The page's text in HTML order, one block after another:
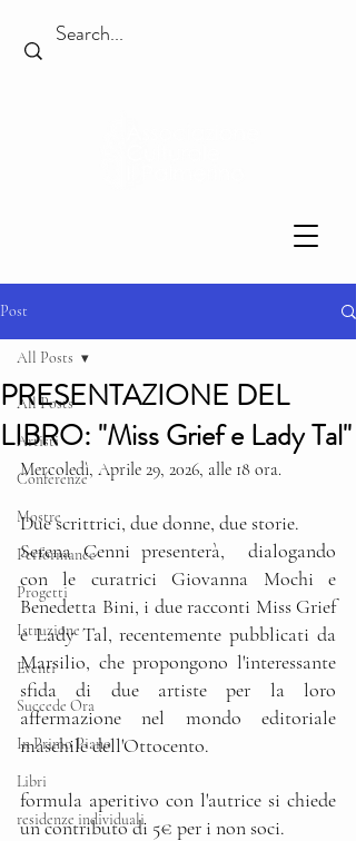
Post
All Posts
Artisti
Conferenze
Mostre
Performance
Progetti
Istruzione
Eventi
Succede Ora
In Primo Piano
Libri
residenze individuali
All Posts
PRESENTAZIONE DEL
LIBRO: "Miss Grief e Lady Tal"
Mercoledì, Aprile 29, 2026, alle 18 ora.
Due scrittrici, due donne, due storie.
Serena Cenni presenterà,  dialogando
con le curatrici Giovanna Mochi e
Benedetta Bini, i due racconti Miss Grief
e Lady Tal, recentemente pubblicati da
Marsilio, che propongono l'interessante
sfida di due artiste per la loro
affermazione nel mondo editoriale
maschile dell'Ottocento.
formula aperitivo con l'autrice si chiede
un contributo di 5€ per i non soci.